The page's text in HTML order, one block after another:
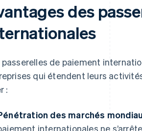
des
passerelles de paiement
qui étendent leurs
:
des marchés
internationales ne